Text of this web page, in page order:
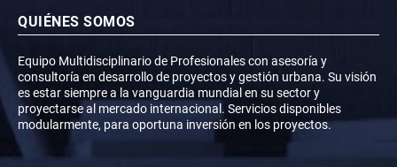
QUIÉNES SOMOS
Equipo Multidisciplinario de Profesionales con asesoría y
consultoría en desarrollo de proyectos y gestión urbana. Su visión
es estar siempre a la vanguardia mundial en su sector y
proyectarse al mercado internacional. Servicios disponibles
modularmente, para oportuna inversión en los proyectos.